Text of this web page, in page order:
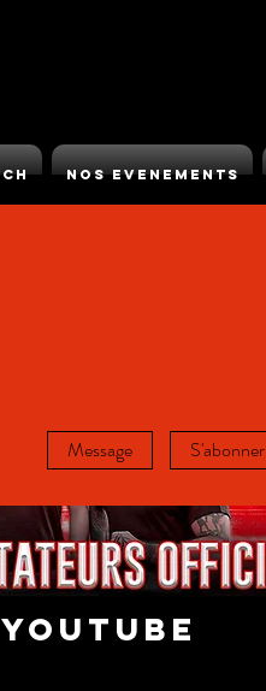
Nos Evenements
Message S'abonner